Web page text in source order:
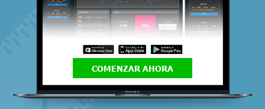
COMENZAR AHORA